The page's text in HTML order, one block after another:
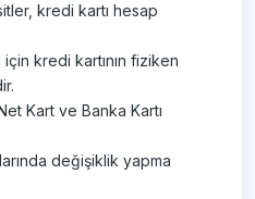
kredi kartı hesap
için kredi kartının fiziken
Kart ve Banka Kartı
değişiklik yapma